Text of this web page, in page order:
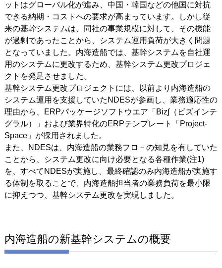
ットはグローバル化が進み、中国・韓国などの他国に対抗
できる納期・コストへの要求が高まっています。しかし従
来の基幹システムは、同社の事業規模に対して、その機能
が過剰であったことから、システム運用負荷が大きく問題
となっていました。内海造船では、基幹システムを自社運
用のシステムに更改するため、基幹システム更改プロジェ
クトを発足させました。
基幹システム更改プロジェクトには、以前より内海造船の
システム運用を支援していたNDESが参画し、業務適応性の
理由から、ERPパッケージソフトウエア「Biz∫（ビズインテ
グラル）」および業界特化のERPテンプレート「Project-
Space」が採用されました。
また、NDESは、内海造船の業務フロ－の知見を有していた
ことから、システム更改に向け必要となる各種作業(注1)
を、すべてNDESが実施し、最終確認のみ内海造船が実施す
る体制を取ることで、内海造船担当者の業務負荷を最小限
に抑えつつ、基幹システム更改を実現しました。
内海造船の新基幹システムの概要